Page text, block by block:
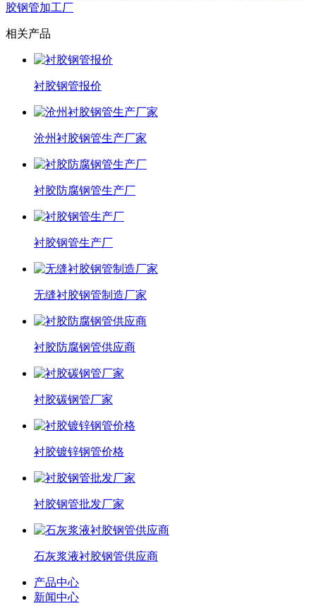
胶钢管加工厂
相关产品
衬胶钢管报价
沧州衬胶钢管生产厂家
衬胶防腐钢管生产厂
衬胶钢管生产厂
无缝衬胶钢管制造厂家
衬胶防腐钢管供应商
衬胶碳钢管厂家
衬胶镀锌钢管价格
衬胶钢管批发厂家
石灰浆液衬胶钢管供应商
产品中心
新闻中心